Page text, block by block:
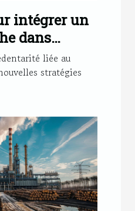
intégrer un
dans
de travail
liée au
stratégies